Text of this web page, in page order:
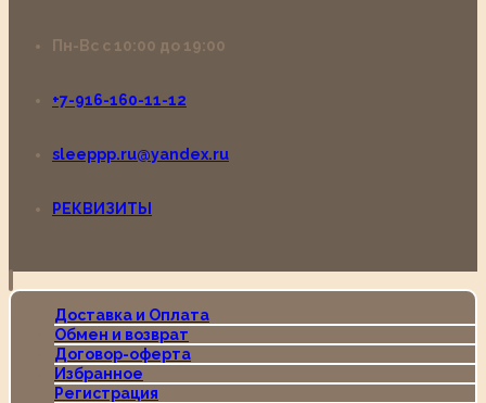
Пн-Вс с 10:00 до 19:00
+7-916-160-11-12
sleeppp.ru@yandex.ru
РЕКВИЗИТЫ
Доставка и Оплата
Обмен и возврат
Договор-оферта
Избранное
Регистрация